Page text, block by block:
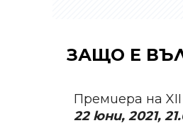
ЗАЩО Е
Премиера на
22 юни, 2021,